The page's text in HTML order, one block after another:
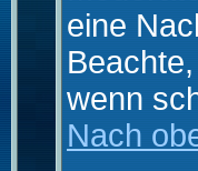
eine
wenn
Nach